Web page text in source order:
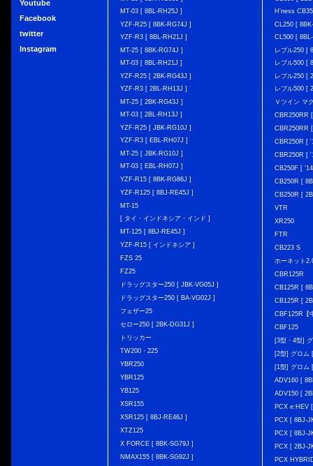
Youtube
Facebook
twitter
Instagram
MT-03 [ 8BL-RH25J ]
YZF-R25 [ 8BK-RG74J ]
YZF-R3 [ 8BL-RH21J ]
MT-25 [ 8BK-RG74J ]
MT-03 [ 8BL-RH21J ]
YZF-R25 [ 2BK-RG43J ]
YZF-R3 [ 2BL-RH13J ]
MT-25 [ 2BK-RG43J ]
MT-03 [ 2BL-RH13J ]
YZF-R25 [ JBK-RG10J ]
YZF-R3 [ EBL-RH07J ]
MT-25 [ JBK-RG10J ]
MT-03 [ EBL-RH07J ]
YZF-R15 [ 8BK-RG86J ]
YZF-R125 [ 8BJ-RE45J ]
MT-15
[ タイ・インドネシア・インド ]
MT-125 [ 8BJ-RE45J ]
YZF-R15 [ インドネシア ]
FZS 25
FZ25
ドラッグスター250 [ JBK-VG05J ]
ドラッグスター250 [ BA-VG02J ]
フェザー25
セロー250 [ 2BK-DG31J ]
トリッカー
TW200・225
YBR250
YBR125
YB125
XSR155
XSR125 [ 8BJ-RE46J ]
XTZ125
X FORCE [ 8BK-SG79J ]
NMAX155 [ 8BK-SG92J ]
H'ness
CL250 [
CL500 [
レブル250 [
レブル500 [
レブル250 [
レブル500 [
Ｖツイン マ
CBR250RR
CBR250RR
CBR250R [
CBR250R [
CB250F [
CB250R [
CB250R [
VTR
XR250
FTR
CB223 S
ホーネット
CBR125R
CB125R [
CB125R [
CBF125R【
CBF125
[3型・4型]
[2型] グロム
[1型] グロム
ADV160 [
ADV150 [
PCX e:HEV
PCX [ 8BJ-
PCX [ 8BJ-
PCX [ 2BJ-
PCX